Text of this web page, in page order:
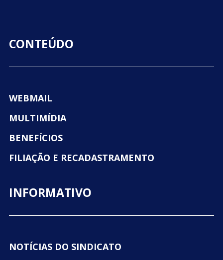
CONTEÚDO
WEBMAIL
MULTIMÍDIA
BENEFÍCIOS
FILIAÇÃO E RECADASTRAMENTO
INFORMATIVO
NOTÍCIAS DO SINDICATO